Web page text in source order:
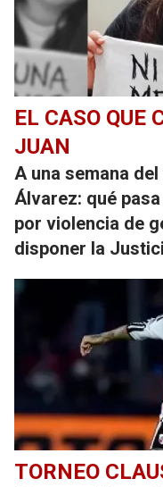
EL CASO QUE
JUAN
A una semana
Álvarez: qué
por violencia de
disponer la
TORNEO